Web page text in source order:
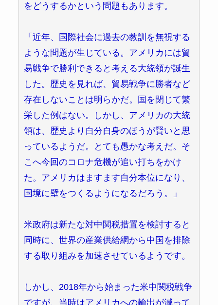
をどうするかという問題もあります。
「近年、国際社会に過去の教訓を無視する
ような問題が生じている。アメリカには貿
易戦争で勝利できると考える大統領が誕生
した。歴史を見れば、貿易戦争に勝者など
存在しないことは明らかだ。国を閉じて繁
栄した例はない。しかし、アメリカの大統
領は、歴史より自分自身のほうが賢いと思
っているようだ。とても愚かな考えだ。そ
こへ今回のコロナ危機が追い打ちをかけ
た。アメリカはますます自分本位になり、
国境に壁をつくるようになるだろう。」
米政府は新たな対中関税措置を検討すると
同時に、世界の産業供給網から中国を排除
する取り組みを加速させているようです。
しかし、2018年から始まった米中関税戦争
ですが、当時はアメリカへの輸出が減って